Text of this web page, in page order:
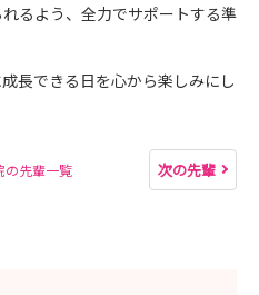
るよう、全力でサポートする準
長できる日を心から楽しみにし
の先輩一覧 次の先輩